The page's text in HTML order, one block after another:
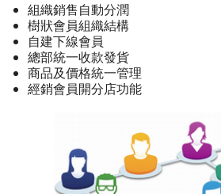
組織銷售自動分潤
樹狀會員組織結構
自建下線會員
總部統一收款發貨
商品及價格統一管理
經銷會員開分店功能